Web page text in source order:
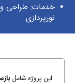
خدمات: طراحی و
نورپردازی
این پروژه شامل